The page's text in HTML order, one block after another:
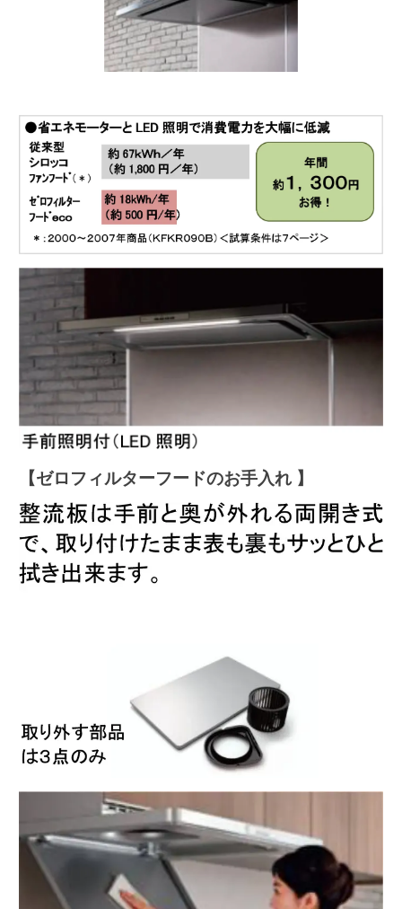
【ゼロフィルターフードのお手入れ 】